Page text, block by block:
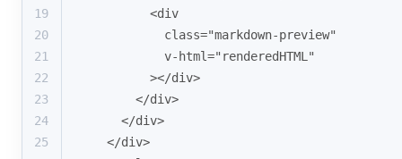
19
        <div
20
          class="markdown-preview"
21
          v-html="renderedHTML"
22
        ></div>
23
      </div>
24
    </div>
25
  </div>